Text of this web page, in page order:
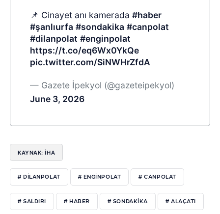
📌 Cinayet anı kamerada#haber
#şanlıurfa #sondakika #canpolat
#dilanpolat #enginpolat
https://t.co/eq6Wx0YkQe
pic.twitter.com/SiNWHrZfdA
— Gazete İpekyol (@gazeteipekyol)
June 3, 2026
KAYNAK: İHA
# DILANPOLAT # ENGINPOLAT # CANPOLAT
# SALDIRI # HABER # SONDAKIKA # ALAÇATI